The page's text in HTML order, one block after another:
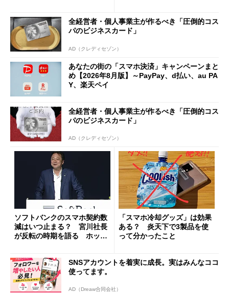
全経営者・個人事業主が作るべき「圧倒的コス
パのビジネスカード」
AD（クレディセゾン）
あなたの街の「スマホ決済」キャンペーンまと
め【2026年8月版】～PayPay、d払い、au PA
Y、楽天ペイ
全経営者・個人事業主が作るべき「圧倒的コス
パのビジネスカード」
AD（クレディセゾン）
ソフトバンクのスマホ契約数
減はいつ止まる？ 宮川社長
が反転の時期を語る ホッピ
「スマホ冷却グッズ」は効果
ある？ 炎天下で3製品を使
って分かったこと
SNSアカウントを着実に成長。実はみんなココ
使ってます。
AD（Dreaw合同会社）